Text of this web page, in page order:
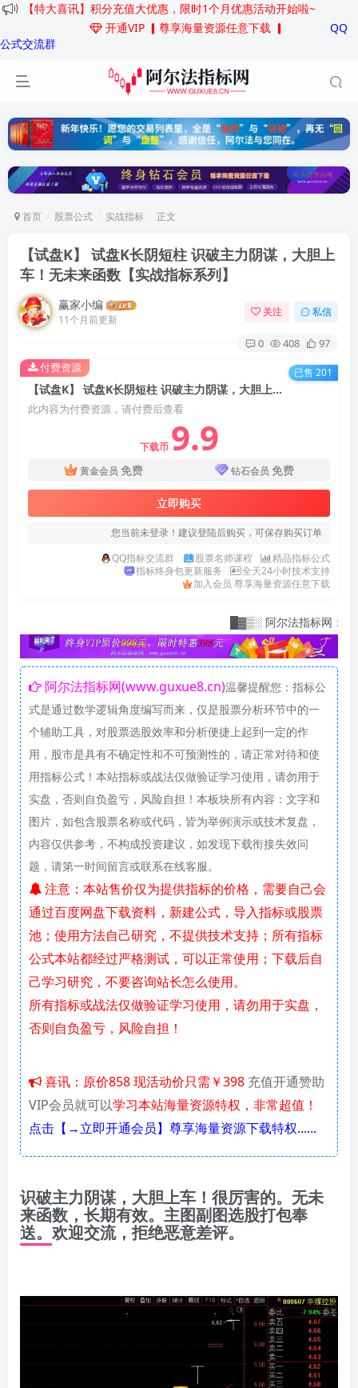
【特大喜讯】积分充值大优惠，限时1个月优惠活动开始啦~
开通VIP ▎尊享海量资源任意下载 ▎
QQ
公式交流群
首页 股票公式 实战指标 正文
【试盘K】 试盘K长阴短柱 识破主力阴谋，大胆上
车！无未来函数 【实战指标系列】
赢家小编
11个月前更新
关注 私信
0 408 97
【试盘K】 试盘K长阴短柱 识破主力阴谋，大胆上车！无未来函数【实战指标系列】
此内容为付费资源，请付费后查看
下载币 9.9
黄金会员 免费 钻石会员 免费
立即购买
您当前未登录！建议登陆后购买，可保存购买订单
QQ指标交流群
股票名师课程
精品指标公式
指标终身包更新服务
全天24小时技术支持
加入会员 尊享海量资源任意下载
付费资源 已售 201
█▓▒░ 阿尔法指标网：指标爱好
阿尔法指标网(www.guxue8.cn)温馨提醒您：指标公
式是通过数学逻辑角度编写而来，仅是股票分析环节中的一
个辅助工具，对股票选股效率和分析便捷上起到一定的作
用，股市是具有不确定性和不可预测性的，请正常对待和使
用指标公式！本站指标或战法仅做验证学习使用，请勿用于
实盘，否则自负盈亏，风险自担！本板块所有内容：文字和
图片，如包含股票名称或代码，皆为举例演示或技术复盘，
内容仅供参考，不构成投资建议，如发现下载衔接失效问
题，请第一时间留言或联系在线客服。
通过百度网盘下载资料，新建公式，导入指标或股票
池；使用方法自己研究，不提供技术支持；所有指标
公式本站都经过严格测试，可以正常使用；下载后自
己学习研究，不要咨询站长怎么使用。
所有指标或战法仅做验证学习使用，请勿用于实盘，
否则自负盈亏，风险自担！
喜讯：原价858 现活动价只需￥398 充值开通赞助
VIP会员就可以学习本站海量资源特权，非常超值！
点击【→立即开通会员】尊享海量资源下载特权......
识破主力阴谋，大胆上车！很厉害的。无未
来函数，长期有效。主图副图选股打包奉
送。欢迎交流，拒绝恶意差评。